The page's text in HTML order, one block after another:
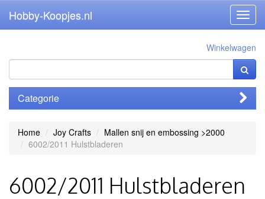
Hobby-Koopjes.nl
Winkelwagen
Categorie
Home Joy Crafts
Mallen snij en embossing >2000
6002/2011 Hulstbladeren
6002/2011 Hulstbladeren